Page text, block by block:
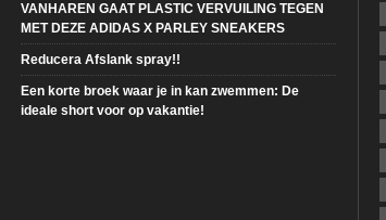
VANHAREN GAAT PLASTIC VERVUILING TEGEN
MET DEZE ADIDAS X PARLEY SNEAKERS
Reducera Afslank spray!!
Een korte broek waar je in kan zwemmen: De
ideale short voor op vakantie!